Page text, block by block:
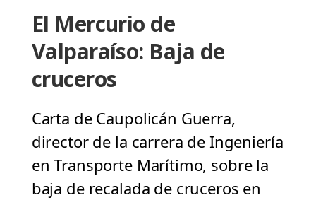
El Mercurio de
Valparaíso: Baja de
cruceros
Carta de Caupolicán Guerra,
director de la carrera de Ingeniería
en Transporte Marítimo, sobre la
baja de recalada de cruceros en